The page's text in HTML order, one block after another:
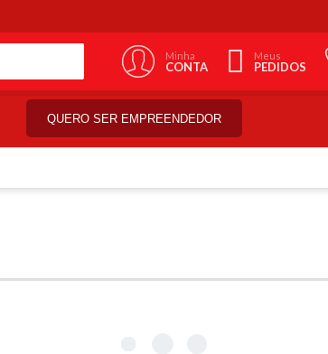
Minha
CONTA
Meus
PEDIDOS
QUERO SER EMPREENDEDOR